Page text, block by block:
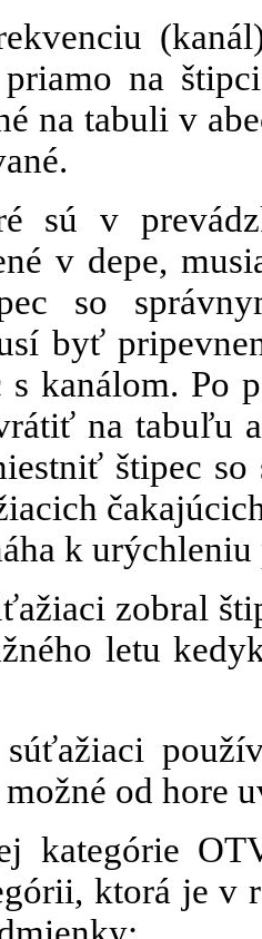
na
na tabuli v
sú v
v depe,
so
byť
s kanálom. Po
na tabuľu
štipec so
k
zobral
letu
od hore
kategórie
ktorá je v